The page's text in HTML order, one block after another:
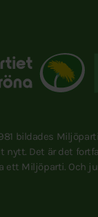
bildades
nytt. Det är det
ett Miljöparti. Och